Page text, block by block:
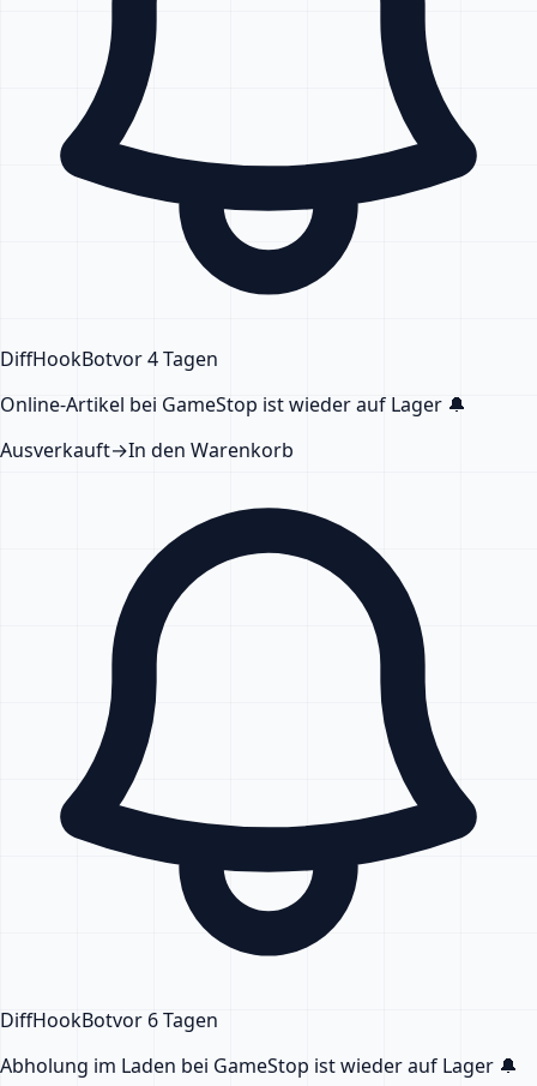
DiffHookBotvor 4 Tagen
Online-Artikel bei GameStop ist wieder auf Lager 🔔
Ausverkauft→In den Warenkorb
DiffHookBotvor 6 Tagen
Abholung im Laden bei GameStop ist wieder auf Lager 🔔